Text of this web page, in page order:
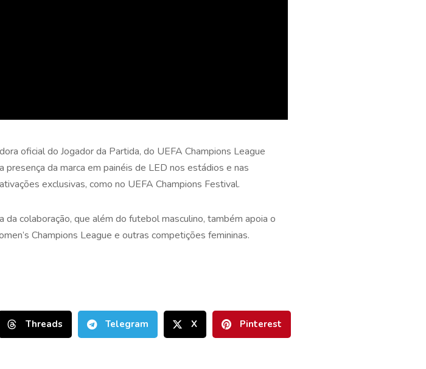
oficial do Jogador da Partida, do UEFA Champions League
da marca em painéis de LED nos estádios e nas
exclusivas, como no UEFA Champions Festival.
colaboração, que além do futebol masculino, também apoia o
Champions League e outras competições femininas.
Threads Telegram X Pinterest